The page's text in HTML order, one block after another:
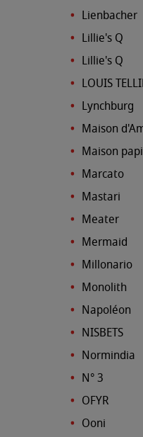
Lienbacher
Lillie's Q
Lillie's Q
LOUIS
Lynchburg
Maison
Maison
Marcato
Mastari
Meater
Mermaid
Millonario
Monolith
Napoléon
NISBETS
Normindia
N° 3
OFYR
Ooni